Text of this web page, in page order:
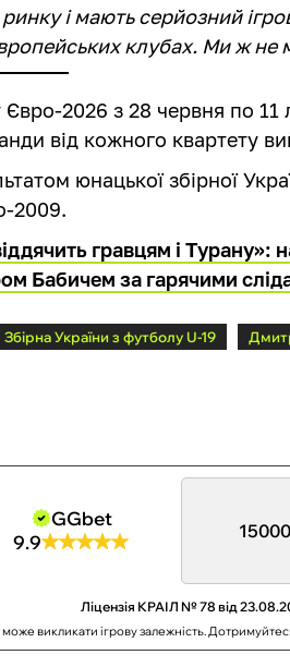
і мають серйозний
клубах. Ми ж
Євро-2026 з 28 червня по
від кожного квартету
юнацької збірної
2009.
гравцям і Турану»:
Бабичем за гарячими
Збірна України з футболу U-19
GGbet
9.9
Ліцензія КРАІЛ № 78 від
може викликати ігрову залежність.